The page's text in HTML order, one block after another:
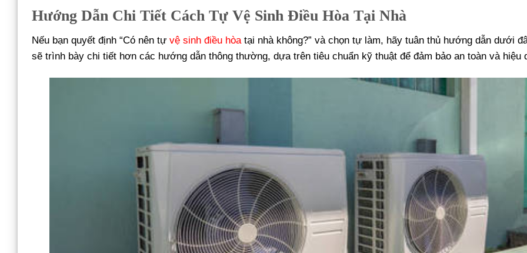
Hướng Dẫn Chi Tiết Cách Tự Vệ Sinh Điều Hòa Tại Nhà
Nếu bạn quyết định “Có nên tự vệ sinh điều hòatại nhà không?” và chọn tự làm, hãy tuân thủ hướng dẫn dưới
sẽ trình bày chi tiết hơn các hướng dẫn thông thường, dựa trên tiêu chuẩn kỹ thuật để đảm bảo an toàn và hiệu